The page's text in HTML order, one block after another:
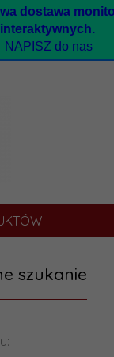
a dostawa
interaktywnych.
NAPISZ do nas
szukanie